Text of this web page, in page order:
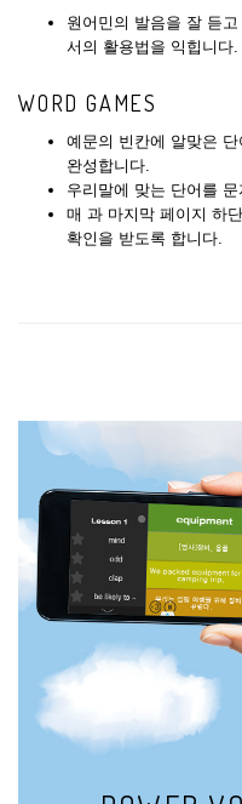
원어민의 발음을 잘 듣
서의 활용법을 익힙니다.
WORD GAMES
예문의 빈칸에 알맞은
완성합니다.
우리말에 맞는 단어를
매 과 마지막 페이지 하
확인을 받도록 합니다.